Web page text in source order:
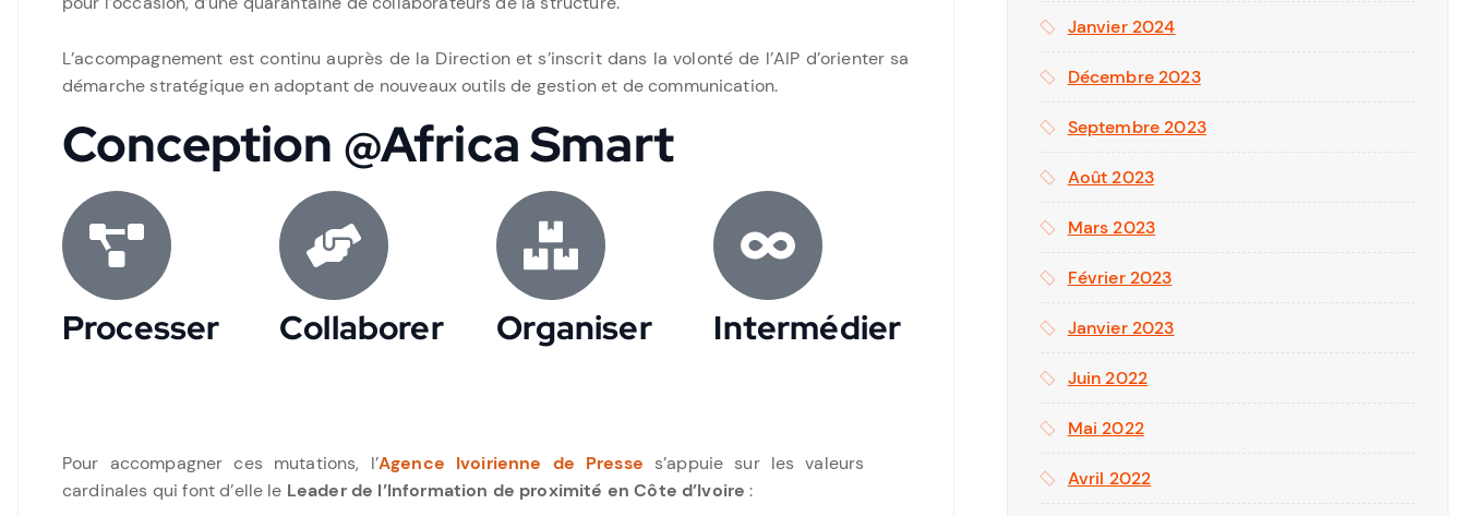
L’accompagnement est continu auprès de la Direction et s’inscrit dans la volonté de l’AIP d’orienter sa
démarche stratégique en adoptant de nouveaux outils de gestion et de communication.
Conception @Africa Smart
Processer Collaborer Organiser Intermédier
Pour accompagner ces mutations, l’Agence Ivoirienne de Presse s’appuie sur les valeurs
cardinales qui font d’elle le Leader de l’Information de proximité en Côte d’Ivoire :
Janvier 2024
Décembre 2023
Septembre 2023
Août 2023
Mars 2023
Février 2023
Janvier 2023
Juin 2022
Mai 2022
Avril 2022